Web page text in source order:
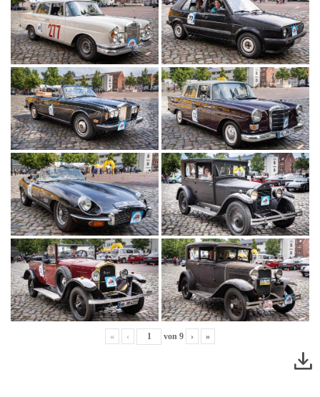
« ‹ von 9 › »